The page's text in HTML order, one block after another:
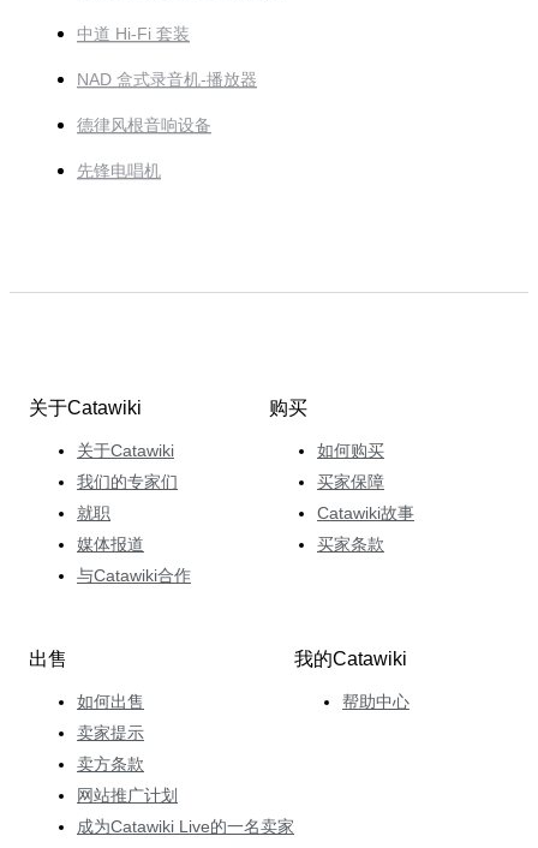
中道 Hi-Fi 套装
NAD 盒式录音机-播放器
德律风根音响设备
先锋电唱机
关于Catawiki
关于Catawiki
我们的专家们
就职
媒体报道
与Catawiki合作
购买
如何购买
买家保障
Catawiki故事
买家条款
出售
如何出售
卖家提示
卖方条款
网站推广计划
成为Catawiki Live的一名卖家
我的Catawiki
帮助中心